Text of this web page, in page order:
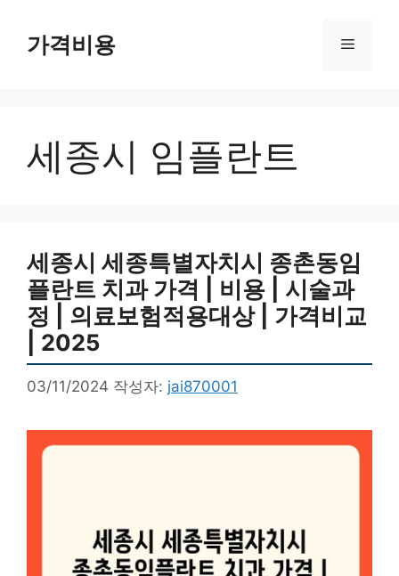
가격비용 메
세종시 임플란트
세종시 세종특별자치시 종촌동임
플란트 치과 가격 | 비용 | 시술과
정 | 의료보험적용대상 | 가격비교
| 2025
03/11/2024 작성자: jai870001